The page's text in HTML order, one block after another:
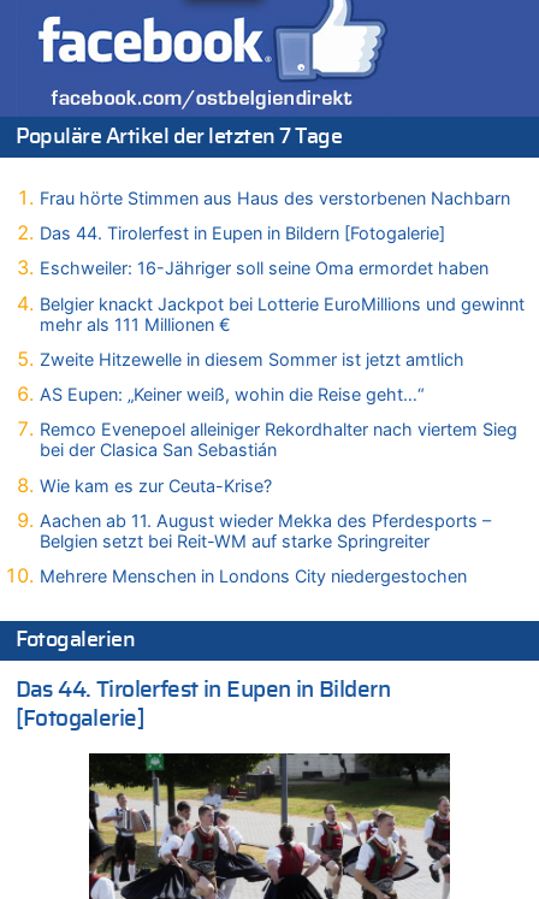
Belgier knackt Jackpot bei Lotterie EuroMillions und gewinnt
mehr als 111 Millionen €
08.08.2026 - 17:46 von Der Alte zu
Belgier knackt Jackpot bei Lotterie EuroMillions und gewinnt
mehr als 111 Millionen €
08.08.2026 - 17:45 von Der Alte zu
08.08.2026 - 17:43 von Der Alte zu
Leipzig, Mechernich und die Frage: Wer steckt hinter den
Zweite Hitzewelle in diesem Sommer ist jetzt amtlich
Leipzig, Mechernich und die Frage: Wer steckt hinter den
Drohnen mit Strengstoff? War es Russland?
08.08.2026 - 15:34 von JoKrings zu
Leipzig, Mechernich und die Frage: Wer steckt hinter den
Mehrere Menschen in Londons City niedergestochen
Leipzig, Mechernich und die Frage: Wer steckt hinter den
08.08.2026 - 14:54 von Alfons van Compernolle zu
mehr als 111 Millionen €
08.08.2026 - 14:47 von Peer Wermuth zu
Drohnen mit Strengstoff? War es Russland?
08.08.2026 - 14:29 von Achso Dax zu
In Belgien missachten zwei von drei Autofahrern das
Tempolimit in 30er-Zonen – Untersuchung von Vias
08.08.2026 - 13:23 von Hugo Egon Bernhard von Sinnen zu
Populäre Artikel der letzten 7 Tage
Frau hörte Stimmen aus Haus des verstorbenen Nachbarn
Das 44. Tirolerfest in Eupen in Bildern [Fotogalerie]
Eschweiler: 16-Jähriger soll seine Oma ermordet haben
Belgier knackt Jackpot bei Lotterie EuroMillions und gewinnt
mehr als 111 Millionen €
Zweite Hitzewelle in diesem Sommer ist jetzt amtlich
AS Eupen: „Keiner weiß, wohin die Reise geht…“
Remco Evenepoel alleiniger Rekordhalter nach viertem Sieg
bei der Clasica San Sebastián
Wie kam es zur Ceuta-Krise?
Aachen ab 11. August wieder Mekka des Pferdesports –
Belgien setzt bei Reit-WM auf starke Springreiter
Mehrere Menschen in Londons City niedergestochen
Fotogalerien
Das 44. Tirolerfest in Eupen in Bildern
[Fotogalerie]